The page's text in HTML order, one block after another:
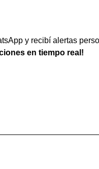
y recibí alertas
en tiempo real!